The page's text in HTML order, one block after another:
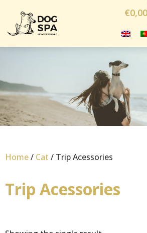
€0,00
Home/ Cat / Trip Acessories
Trip Acessories